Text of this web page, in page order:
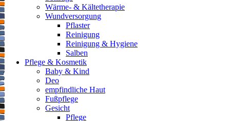
Wärme- & Kältetherapie
Wundversorgung
Pflaster
Reinigung
Reinigung & Hygiene
Salben
Pflege & Kosmetik
Baby & Kind
Deo
empfindliche Haut
Fußpflege
Gesicht
Pflege